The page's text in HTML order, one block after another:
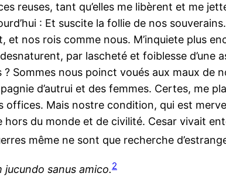
reuses, tant qu’elles me libèrent et me
: Et suscite la follie de nos
et nos rois comme nous. M’inquiete plus
par lascheté et foiblesse d’une
Sommes nous poinct voués aux maux de
d’autrui et des femmes. Certes, me
offices. Mais nostre condition, qui est
hors du monde et de civilité. Cesar vivait
même ne sont que recherche
sanus amico.2